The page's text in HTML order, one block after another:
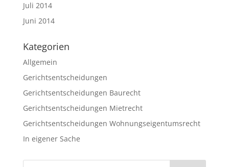
Juli 2014
Juni 2014
Kategorien
Allgemein
Gerichtsentscheidungen
Gerichtsentscheidungen Baurecht
Gerichtsentscheidungen Mietrecht
Gerichtsentscheidungen Wohnungseigentumsrecht
In eigener Sache